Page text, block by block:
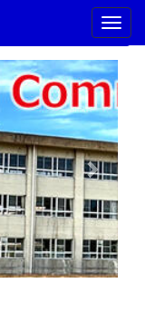
n
e
x
t